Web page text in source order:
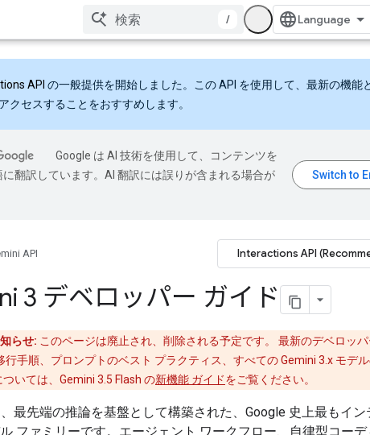
/
API の一般提供を開始しました。この API を使用して、最新の機能
クセスすることをおすすめします。
Google は AI 技術を使用して、コンテンツを
に翻訳しています。AI 翻訳には誤りが含まれる場合が
API Interactions API
3 デベロッパー ガイド
らせ: このページは廃止され、削除される予定です。 最新のデベロッ
行手順、プロンプトのベスト プラクティス、すべての Gemini 3.x モデ
いては、Gemini 3.5 Flash の新機能 ガイドをご覧ください。
最先端の推論を基盤として構築された、Google 史上最もイン
ファミリーです。エージェント ワークフロー、自律型コーデ